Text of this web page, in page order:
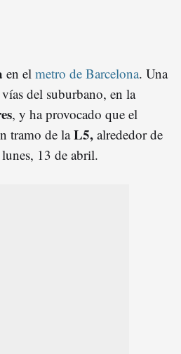
en el metro de Barcelona. Una
del suburbano, en la
, y ha provocado que el
tramo de laL5, alrededor de
lunes, 13 de abril.